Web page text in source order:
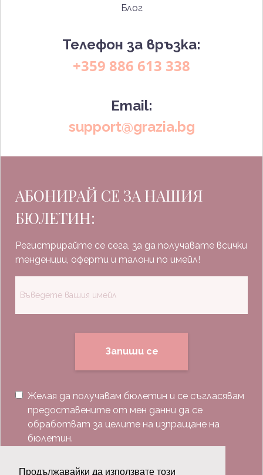
Продължавайки да използвате този
Блог
Телефон за връзка:
+359 886 613 338
Email:
support@grazia.bg
АБОНИРАЙ СЕ ЗА НАШИЯ
БЮЛЕТИН:
Регистрирайте се сега, за да получавате всички
тенденции, оферти и талони по имейл!
Запиши се
Желая да получавам бюлетин и се съгласявам
предоставените от мен данни да се
обработват за целите на изпращане на
бюлетин.
Последвай ни: